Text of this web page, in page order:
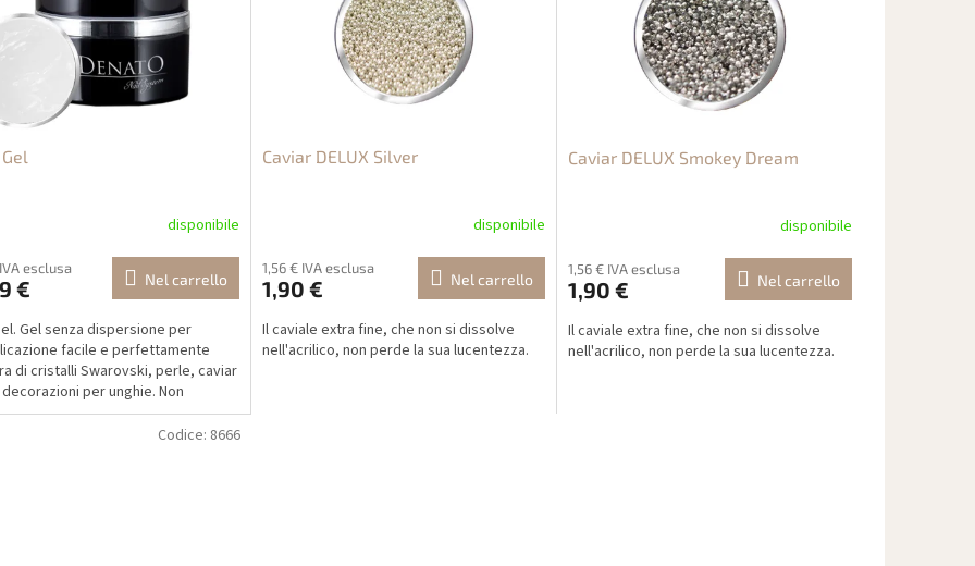
disponibile
esclusa
€ Nel carrello
Gel senza dispersione per
facile e perfettamente
di cristalli Swarovski, perle, caviar
per unghie. Non
Caviar DELUX Silver
disponibile
1,56 € IVA esclusa
1,90 € Nel carrello
Il caviale extra fine, che non si dissolve
nell'acrilico, non perde la sua lucentezza.
Caviar DELUX Smokey Dream
disponibile
1,56 € IVA esclusa
1,90 € Nel carrello
Il caviale extra fine, che non si dissolve
nell'acrilico, non perde la sua lucentezza.
Codice: 8666